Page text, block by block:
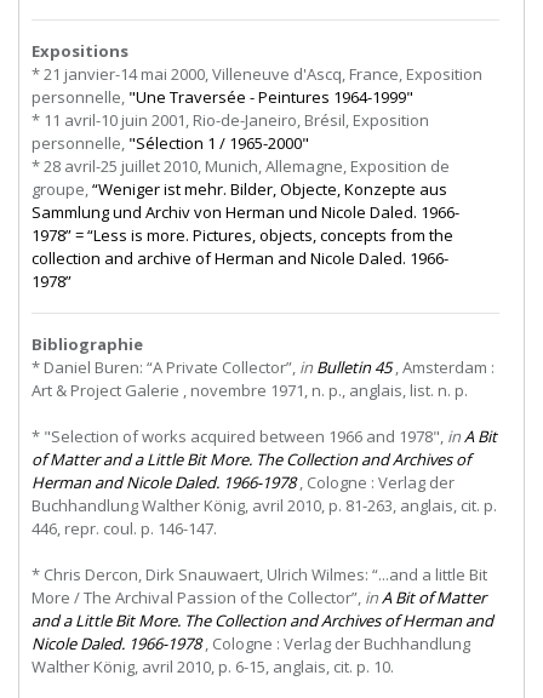
Expositions
* 21 janvier-14 mai 2000, Villeneuve d'Ascq, France, Exposition
personnelle, "Une Traversée - Peintures 1964-1999"
* 11 avril-10 juin 2001, Rio-de-Janeiro, Brésil, Exposition
personnelle, "Sélection 1 / 1965-2000"
* 28 avril-25 juillet 2010, Munich, Allemagne, Exposition de
groupe,“Weniger ist mehr. Bilder, Objecte, Konzepte aus
Sammlung und Archiv von Herman und Nicole Daled. 1966-
1978” = “Less is more. Pictures, objects, concepts from the
collection and archive of Herman and Nicole Daled. 1966-
1978”
Bibliographie
* Daniel Buren: “A Private Collector”, in Bulletin 45, Amsterdam :
Art & Project Galerie , novembre 1971, n. p., anglais, list. n. p.
* "Selection of works acquired between 1966 and 1978", inA Bit
of Matter and a Little Bit More. The Collection and Archives of
Herman and Nicole Daled. 1966-1978 , Cologne : Verlag der
Buchhandlung Walther König, avril 2010, p. 81-263, anglais, cit. p.
446, repr. coul. p. 146-147.
* Chris Dercon, Dirk Snauwaert, Ulrich Wilmes: “...and a little Bit
More / The Archival Passion of the Collector”, inA Bit of Matter
and a Little Bit More. The Collection and Archives of Herman and
Nicole Daled. 1966-1978, Cologne : Verlag der Buchhandlung
Walther König, avril 2010, p. 6-15, anglais, cit. p. 10.